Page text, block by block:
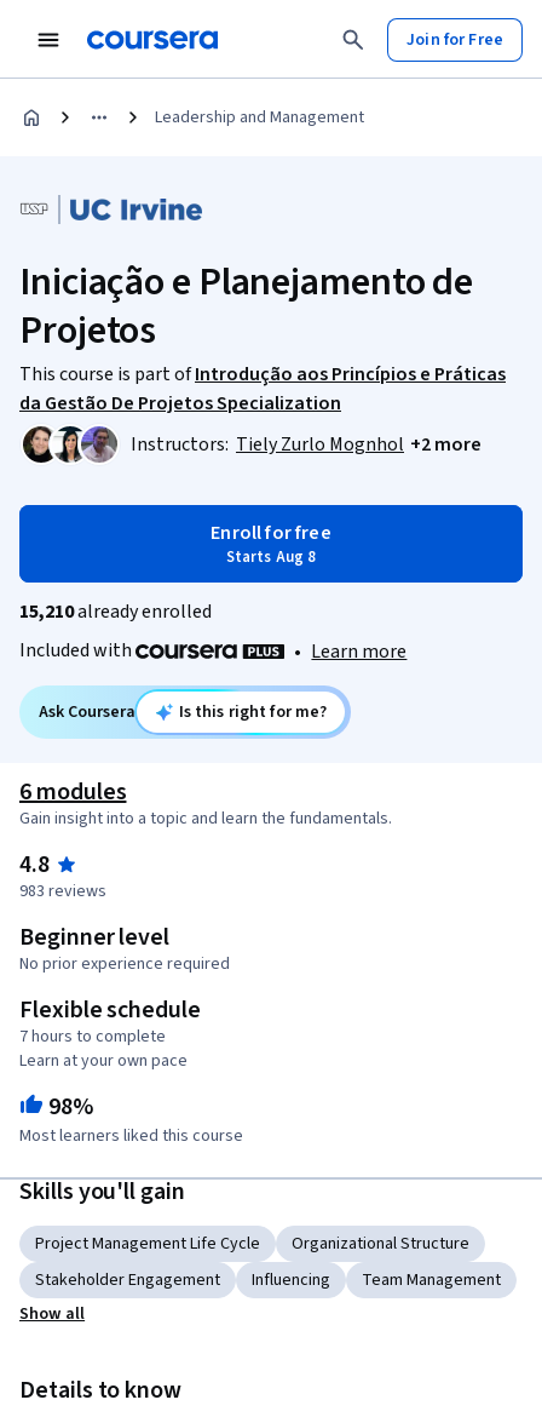
Join for Free
Leadership and Management
Iniciação e Planejamento de
Projetos
This course is part ofIntrodução aos Princípios e Práticas
da Gestão De Projetos Specialization
Instructors: Tiely Zurlo Mognhol +2 more
Enroll for free
Starts Aug 8
15,210already enrolled
Included with
• Learn more
Ask Coursera Is this right for me?
6 modules
Gain insight into a topic and learn the fundamentals.
4.8
983 reviews
Beginner level
No prior experience required
Flexible schedule
7 hours to complete
Learn at your own pace
98%
Most learners liked this course
Skills you'll gain
Project Management Life Cycle
Organizational Structure
Stakeholder Engagement
Influencing
Team Management
Show all
Details to know